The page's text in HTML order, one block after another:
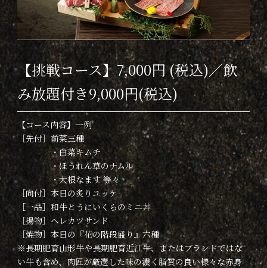
【挑戦コース】7,000円 (税込)／飲
み放題付き9,000円(税込)
【コース内容】一例
［先付］前菜三種
・白菜キムチ
・ほうれん草のナムル
・大根なます 等々
［向付］本日の炙りユッケ
［一品］和牛とうにいくらのミニ丼
［揚物］ヘレカツサンド
［焼物］本日の『花の階段盛り』六種
※長期肥育山形牛や長期肥育近江牛、またはブランドではな
い牛も含め、肉匠が厳選した味の濃く脂質の良い様々な赤身